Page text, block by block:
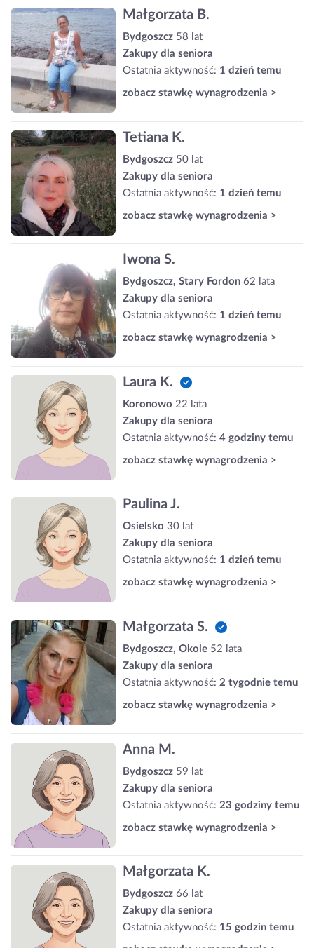
Małgorzata B.
Bydgoszcz 58 lat
Zakupy dla seniora
Ostatnia aktywność: 1 dzień temu
zobacz stawkę wynagrodzenia >
Tetiana K.
Bydgoszcz 50 lat
Zakupy dla seniora
Ostatnia aktywność: 1 dzień temu
zobacz stawkę wynagrodzenia >
Iwona S.
Bydgoszcz, Stary Fordon 62 lata
Zakupy dla seniora
Ostatnia aktywność: 1 dzień temu
zobacz stawkę wynagrodzenia >
Laura K.
Koronowo 22 lata
Zakupy dla seniora
Ostatnia aktywność: 4 godziny temu
zobacz stawkę wynagrodzenia >
Paulina J.
Osielsko 30 lat
Zakupy dla seniora
Ostatnia aktywność: 1 dzień temu
zobacz stawkę wynagrodzenia >
Małgorzata S.
Bydgoszcz, Okole 52 lata
Zakupy dla seniora
Ostatnia aktywność: 2 tygodnie temu
zobacz stawkę wynagrodzenia >
Anna M.
Bydgoszcz 59 lat
Zakupy dla seniora
Ostatnia aktywność: 23 godziny temu
zobacz stawkę wynagrodzenia >
Małgorzata K.
Bydgoszcz 66 lat
Zakupy dla seniora
Ostatnia aktywność: 15 godzin temu